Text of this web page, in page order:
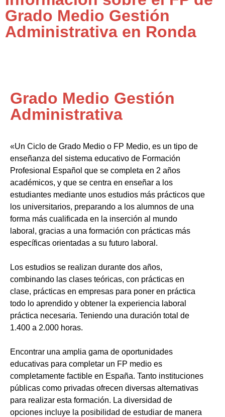
Grado Medio Gestión
Administrativa en Ronda
Grado Medio Gestión
Administrativa
«Un Ciclo de Grado Medio o FP Medio, es un tipo de
enseñanza del sistema educativo de Formación
Profesional Español que se completa en 2 años
académicos, y que se centra en enseñar a los
estudiantes mediante unos estudios más prácticos que
los universitarios, preparando a los alumnos de una
forma más cualificada en la inserción al mundo
laboral, gracias a una formación con prácticas más
específicas orientadas a su futuro laboral.
Los estudios se realizan durante dos años,
combinando las clases teóricas, con prácticas en
clase, prácticas en empresas para poner en práctica
todo lo aprendido y obtener la experiencia laboral
práctica necesaria. Teniendo una duración total de
1.400 a 2.000 horas.
Encontrar una amplia gama de oportunidades
educativas para completar un FP medio es
completamente factible en España. Tanto instituciones
públicas como privadas ofrecen diversas alternativas
para realizar esta formación. La diversidad de
opciones incluye la posibilidad de estudiar de manera